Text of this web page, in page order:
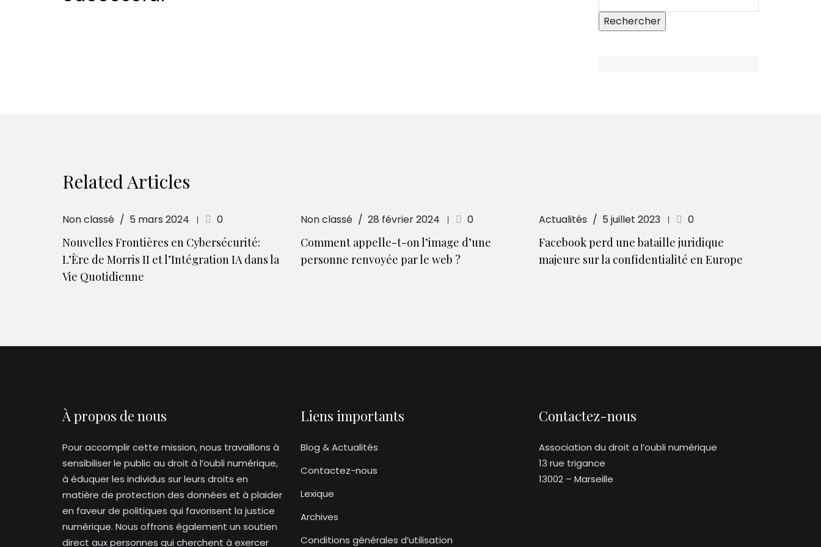
Related Articles
Non classé 5 mars 2024 0
Nouvelles Frontières en Cybersécurité:
L’Ère de Morris II et l’Intégration IA dans la
Vie Quotidienne
Non classé 28 février 2024 0
Comment appelle-t-on l’image d’une
personne renvoyée par le web ?
Actualités 5 juillet 2023 0
Facebook perd une bataille juridique
majeure sur la confidentialité en Europe
À propos de nous
Pour accomplir cette mission, nous travaillons à
sensibiliser le public au droit à l’oubli numérique,
à éduquer les individus sur leurs droits en
matière de protection des données et à plaider
en faveur de politiques qui favorisent la justice
numérique. Nous offrons également un soutien
direct aux personnes qui cherchent à exercer
Liens importants
Blog & Actualités
Contactez-nous
Lexique
Archives
Conditions générales d’utilisation
Contactez-nous
Association du droit a l’oubli numérique
13 rue trigance
13002 – Marseille